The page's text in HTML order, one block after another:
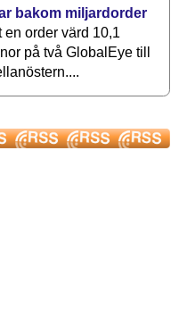
bakom miljardorder
en order värd 10,1
på två GlobalEye till